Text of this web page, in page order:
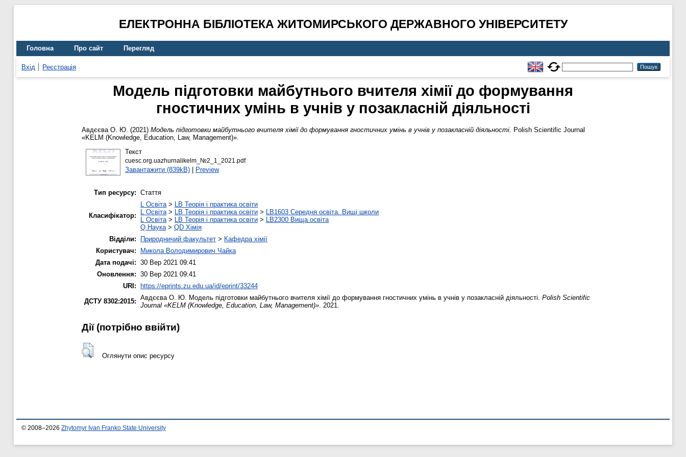
ЕЛЕКТРОННА БІБЛІОТЕКА ЖИТОМИРСЬКОГО ДЕРЖАВНОГО УНІВЕРСИТЕТУ
Головна Про сайт Перегляд
Вхід Реєстрація
Модель підготовки майбутнього вчителя хімії до формування
гностичних умінь в учнів у позакласній діяльності
Авдєєва О. Ю. (2021) Модель підготовки майбутнього вчителя хімії до формування гностичних умінь в учнів у позакласній діяльності. Polish Scientific Journal
«KELM (Knowledge, Education, Law, Management)».
Текст
cuesc.org.uazhurnalikelm_№2_1_2021.pdf
Завантажити (839kB)| Preview
Тип ресурсу: Стаття
Класифікатор:
L Освіта> LB Теорія і практика освіти
L Освіта> LB Теорія і практика освіти > LB1603 Середня освіта. Вищі школи
L Освіта> LB Теорія і практика освіти > LB2300 Вища освіта
Q Наука> QD Хімія
Відділи:
Природничий факультет > Кафедра хімії
Користувач:
Микола Володимирович Чайка
Дата подачі: 30 Вер 2021 09:41
Оновлення: 30 Вер 2021 09:41
URI:
https://eprints.zu.edu.ua/id/eprint/33244
ДСТУ 8302:2015: Авдєєва О. Ю. Модель підготовки майбутнього вчителя хімії до формування гностичних умінь в учнів у позакласній діяльності. Polish Scientific
Journal «KELM (Knowledge, Education, Law, Management)». 2021.
Дії ​​(потрібно ввійти)
Оглянути опис ресурсу
© 2008–2026 Zhytomyr Ivan Franko State University